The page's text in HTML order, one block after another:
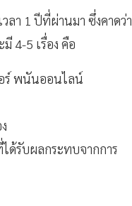
ลา 1 ปีที่ผ่านมา ซึ่งคาดว่า
4-5 เรื่อง คือ
ร์ พนันออนไลน์
ด้รับผลกระทบจากการ